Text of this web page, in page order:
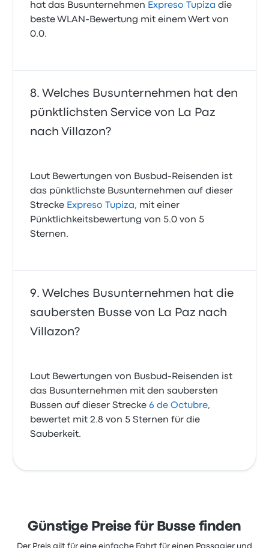
hat das Busunternehmen Expreso Tupiza die
beste WLAN-Bewertung mit einem Wert von
0.0.
Welches Busunternehmen hat den
pünktlichsten Service von La Paz
nach Villazon?
Laut Bewertungen von Busbud-Reisenden ist
das pünktlichste Busunternehmen auf dieser
Strecke Expreso Tupiza, mit einer
Pünktlichkeitsbewertung von 5.0 von 5
Sternen.
Welches Busunternehmen hat die
saubersten Busse von La Paz nach
Villazon?
Laut Bewertungen von Busbud-Reisenden ist
das Busunternehmen mit den saubersten
Bussen auf dieser Strecke6 de Octubre,
bewertet mit 2.8 von 5 Sternen für die
Sauberkeit.
Günstige Preise für Busse finden
Der Preis gilt für eine einfache Fahrt für einen Passagier und